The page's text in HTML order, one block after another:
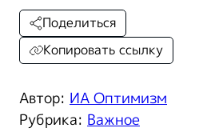
Автор: ИА Оптимизм
Рубрика: Важное
Поделиться
Копировать ссылку